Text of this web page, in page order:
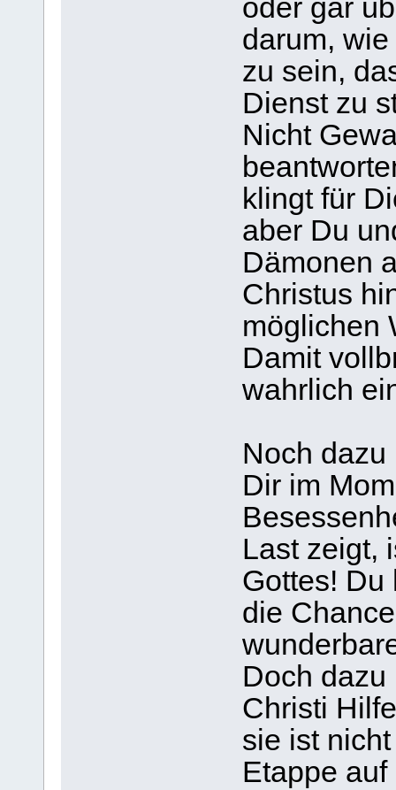
oder gar
darum,
zu sein,
Dienst zu
Nicht
klingt für
aber Du
Dämonen
Christus
möglichen
Damit
wahrlich
Noch
Dir im
Last zeigt,
Gottes! Du
die
Doch
Christi
sie ist
Etappe